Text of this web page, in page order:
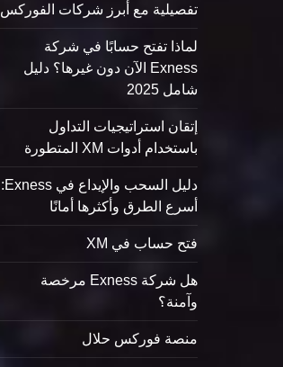
تفصيلية مع أبرز شركات الفوركس
لماذا تفتح حسابًا في شركة
Exness الآن دون غيرها؟ دليل
شامل 2025
إتقان استراتيجيات التداول
باستخدام أدوات XM المتطورة
دليل السحب والإيداع في Exness:
أسرع الطرق وأكثرها أمانًا
فتح حساب في XM
هل شركة Exness مرخصة
وآمنة؟
منصة فوركس حلال